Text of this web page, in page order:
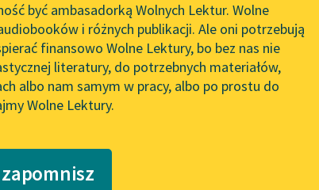
API
OAI-PMH
Widget Wolnych Lektur
Katalog
Katalog w formacie PDF
Zasady wykorzystania
Wolnych Lektur
Logotypy
Materiały promocyjne
być ambasadorką Wolnych Lektur. Wolne
i różnych publikacji. Ale oni potrzebują
finansowo Wolne Lektury, bo bez nas nie
literatury, do potrzebnych materiałów,
albo nam samym w pracy, albo po prostu do
Wolne Lektury.